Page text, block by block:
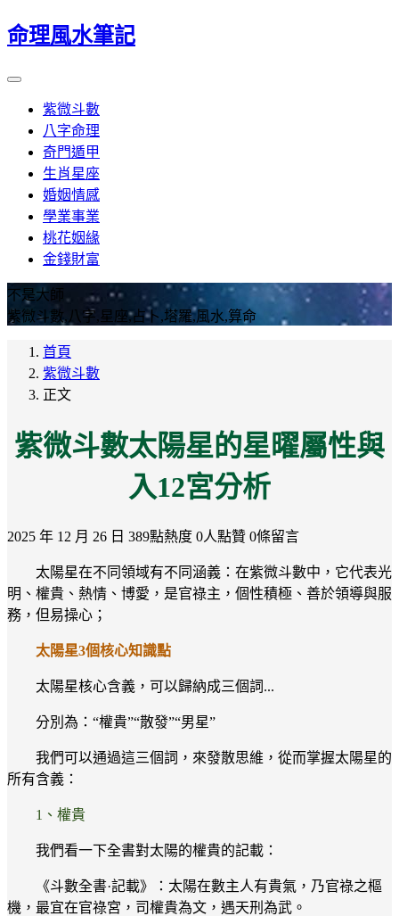
命理風水筆記
紫微斗數
八字命理
奇門遁甲
生肖星座
婚姻情感
學業事業
桃花姻緣
金錢財富
不是大師
紫微斗數,八字,星座,占卜,塔羅,風水,算命
首頁
紫微斗數
正文
紫微斗數太陽星的星曜屬性與
入12宮分析
2025 年 12 月 26 日 389點熱度 0人點贊 0條留言
太陽星在不同領域有不同涵義：在紫微斗數中，它代表光
明、權貴、熱情、博愛，是官祿主，個性積極、善於領導與服
務，但易操心；
太陽星3個核心知識點
太陽星核心含義，可以歸納成三個詞...
分別為：“權貴”“散發”“男星”
我們可以通過這三個詞，來發散思維，從而掌握太陽星的
所有含義：
1、權貴
我們看一下全書對太陽的權貴的記載：
《斗數全書·記載》：太陽在數主人有貴氣，乃官祿之樞
機，最宜在官祿宮，司權貴為文，遇天刑為武。